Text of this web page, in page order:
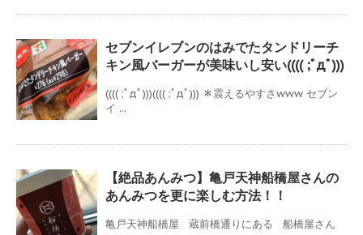
セブンイレブンのはみでたタンドリーチ
キン風バーガーが美味いし安い(((( ;ﾟдﾟ)))
(((( ;ﾟдﾟ)))(((( ;ﾟдﾟ))) ＊震えるやすさwww セブン
イ ...
【絶品あんみつ】亀戸天神船橋屋さんの
あんみつを更に楽しむ方法！！
亀戸天神船橋屋 蔵前橋通りにある 船橋屋さん